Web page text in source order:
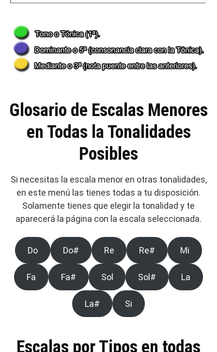
Glosario de Escalas Menores
en Todas la Tonalidades
Posibles
Si necesitas la escala menor en otras tonalidades,
en este menú las tienes todas a tu disposición.
Solamente tienes que elegir la tonalidad y te
aparecerá la página con la escala seleccionada.
Do Do# Re Re# Mi
Fa Fa# Sol Sol# La
La# Si
Escalas por Tipos en todas